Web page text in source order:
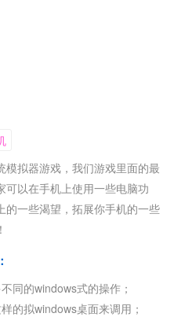
拟器游戏，我们游戏里面的最
可以在手机上使用一些电脑功
的一些渴望，拓展你手机的一些
同的windows式的操作；
的拟windows桌面来调用；